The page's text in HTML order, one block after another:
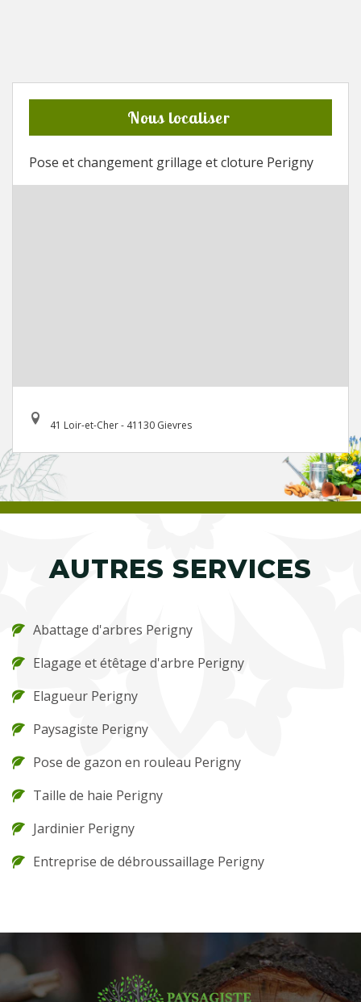
Nous localiser
Pose et changement grillage et cloture Perigny
41 Loir-et-Cher - 41130 Gievres
AUTRES SERVICES
Abattage d'arbres Perigny
Elagage et étêtage d'arbre Perigny
Elagueur Perigny
Paysagiste Perigny
Pose de gazon en rouleau Perigny
Taille de haie Perigny
Jardinier Perigny
Entreprise de débroussaillage Perigny